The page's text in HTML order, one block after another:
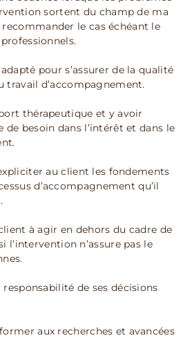
sortent du champ de ma
le cas échéant le
pour s’assurer de la qualité
travail d’accompagnement.
thérapeutique et y avoir
de besoin dans l’intérêt et dans le
au client les fondements
d’accompagnement qu’il
à agir en dehors du cadre de
l’intervention n’assure pas le
de ses décisions
aux recherches et avancées